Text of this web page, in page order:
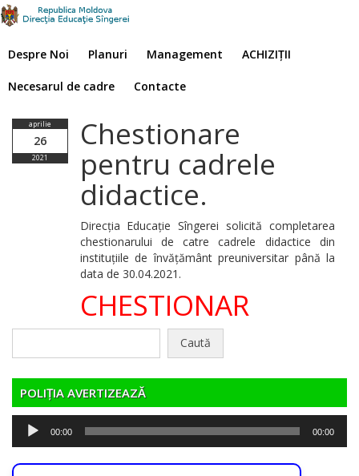
Despre Noi Planuri Management ACHIZIȚII
Necesarul de cadre Contacte
aprilie
26
2021
Chestionare
pentru cadrele
didactice.
Direcția Educație Sîngerei solicită completarea
chestionarului de catre cadrele didactice din
instituțiile de învățământ preuniversitar până la
data de 30.04.2021.
CHESTIONAR
POLIȚIA AVERTIZEAZĂ
Player
audio
00:00 00:00